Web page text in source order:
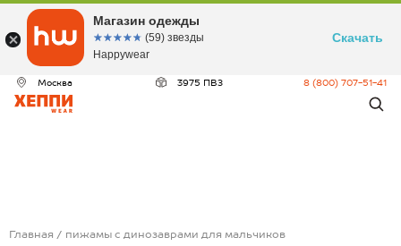
Москва 3975 ПВЗ 8 (800) 707-51-41
Главная пижамы с динозаврами для мальчиков
Магазин одежды
☆☆☆☆☆
★★★★★ (59) звезды
Happywear
Скачать